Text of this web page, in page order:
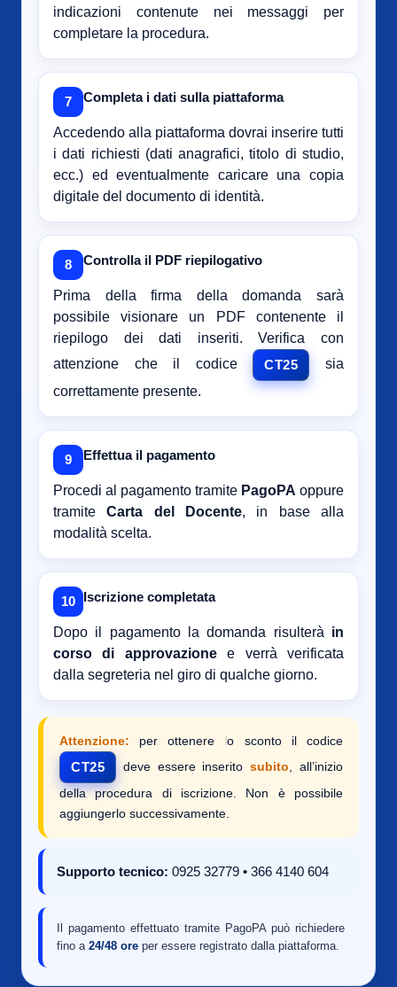
indicazioni contenute nei messaggi per
completare la procedura.
7 Completa i dati sulla piattaforma
Accedendo alla piattaforma dovrai inserire tutti
i dati richiesti (dati anagrafici, titolo di studio,
ecc.) ed eventualmente caricare una copia
digitale del documento di identità.
8 Controlla il PDF riepilogativo
Prima della firma della domanda sarà
possibile visionare un PDF contenente il
riepilogo dei dati inseriti. Verifica con
attenzione che il codice
CT25
sia
correttamente presente.
9 Effettua il pagamento
Procedi al pagamento tramite PagoPA oppure
tramiteCarta del Docente, in base alla
modalità scelta.
10 Iscrizione completata
Dopo il pagamento la domanda risulterà in
corso di approvazionee verrà verificata
dalla segreteria nel giro di qualche giorno.
Attenzione: per ottenere lo sconto il codice
CT25 deve essere inseritosubito , all’inizio
della procedura di iscrizione. Non è possibile
aggiungerlo successivamente.
Supporto tecnico: 0925 32779 • 366 4140 604
Il pagamento effettuato tramite PagoPA può richiedere
fino a 24/48 ore per essere registrato dalla piattaforma.